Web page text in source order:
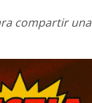
compartir una